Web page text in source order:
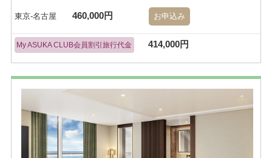
東京-名古屋 460,000円 お申込み
My ASUKA CLUB会員割引旅行代金 414,000円